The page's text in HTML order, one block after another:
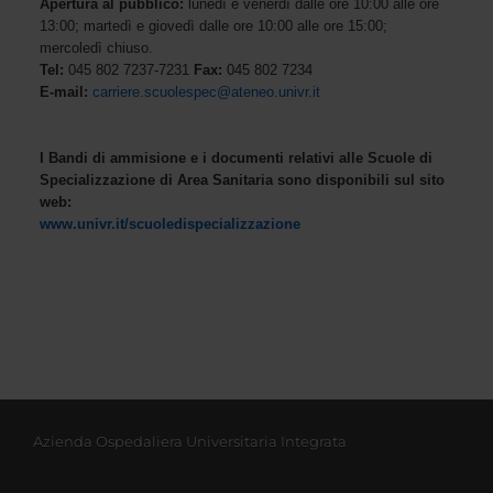
Apertura al pubblico: lunedì e venerdì dalle ore 10:00 alle ore
13:00; martedì e giovedì dalle ore 10:00 alle ore 15:00;
mercoledì chiuso.
Tel: 045 802 7237-7231 Fax: 045 802 7234
E-mail: carriere.scuolespec@ateneo.univr.it
I Bandi di ammisione e i documenti relativi alle Scuole di
Specializzazione di Area Sanitaria sono disponibili sul sito
web:
www.univr.it/scuoledispecializzazione
Azienda Ospedaliera Universitaria Integrata